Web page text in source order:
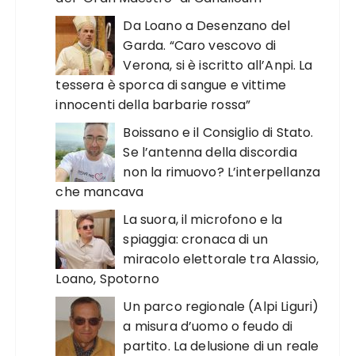
Da Loano a Desenzano del
Garda. “Caro vescovo di
Verona, si è iscritto all’Anpi. La
tessera è sporca di sangue e vittime
innocenti della barbarie rossa”
Boissano e il Consiglio di Stato.
Se l’antenna della discordia
non la rimuovo? L’interpellanza
che mancava
La suora, il microfono e la
spiaggia: cronaca di un
miracolo elettorale tra Alassio,
Loano, Spotorno
Un parco regionale (Alpi Liguri)
a misura d’uomo o feudo di
partito. La delusione di un reale